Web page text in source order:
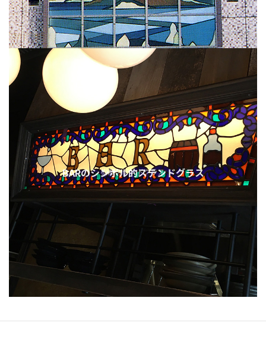
樹脂ステンドグラス
BARのシンボル的ステンドグラス